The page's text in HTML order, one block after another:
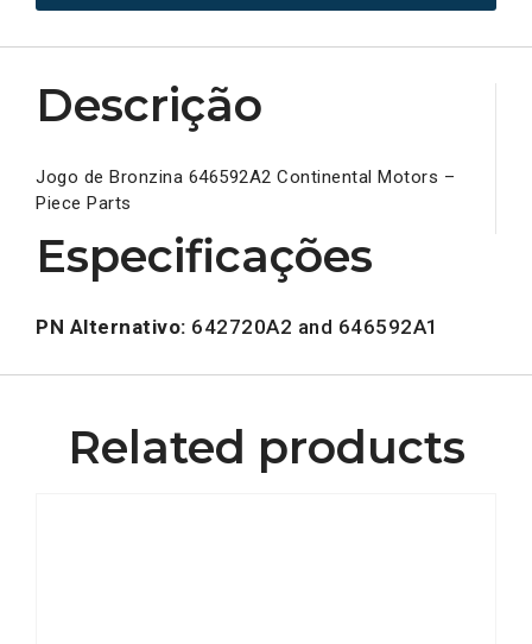
Descrição
Jogo de Bronzina 646592A2 Continental Motors –
Piece Parts
Especificações
PN Alternativo: 642720A2 and 646592A1
Related products